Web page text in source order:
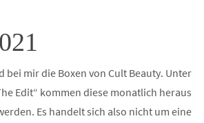
bei mir die Boxen von Cult Beauty. Unter
Edit“ kommen diese monatlich heraus
Es handelt sich also nicht um eine